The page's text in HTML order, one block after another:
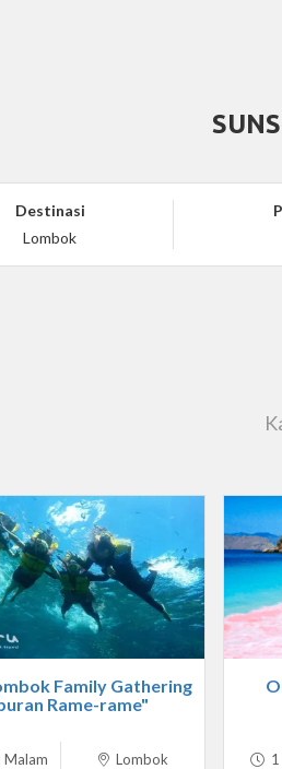
Destinasi
Lombok
Family Gathering
Rame-rame"
Malam Lombok